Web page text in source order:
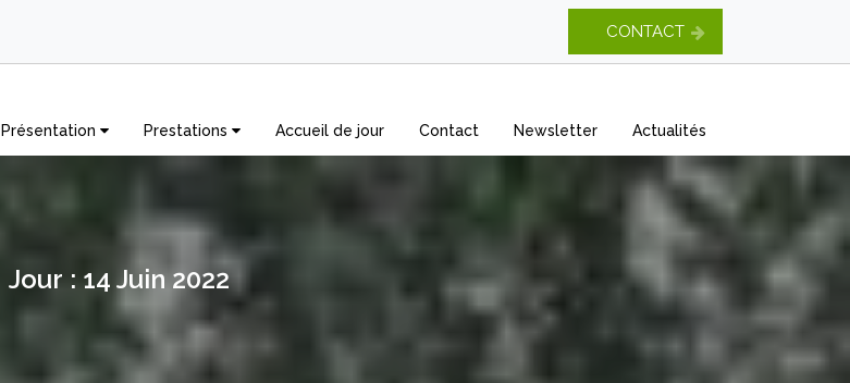
CONTACT
Présentation Prestations Accueil de jour Contact Newsletter Actualités
Jour : 14 Juin 2022